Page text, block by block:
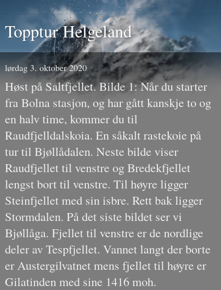
Topptur Helgeland
lørdag 3. oktober 2020
Høst på Saltfjellet. Bilde 1: Når du starter
fra Bolna stasjon, og har gått kanskje to og
en halv time, kommer du til
Raudfjelldalskoia. En såkalt rastekoie på
tur til Bjøllådalen. Neste bilde viser
Raudfjellet til venstre og Bredekfjellet
lengst bort til venstre. Til høyre ligger
Steinfjellet med sin isbre. Rett bak ligger
Stormdalen. På det siste bildet ser vi
Bjøllåga. Fjellet til venstre er de nordlige
deler av Tespfjellet. Vannet langt der borte
er Austergilvatnet mens fjellet til høyre er
Gilatinden med sine 1416 moh.